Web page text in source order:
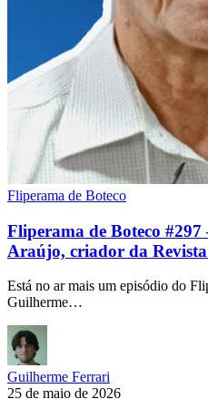
Fliperama de Boteco
Fliperama de Boteco
Araújo, criador da
Está no ar mais um episódio do
Guilherme…
Guilherme Ferrari
25 de maio de 2026